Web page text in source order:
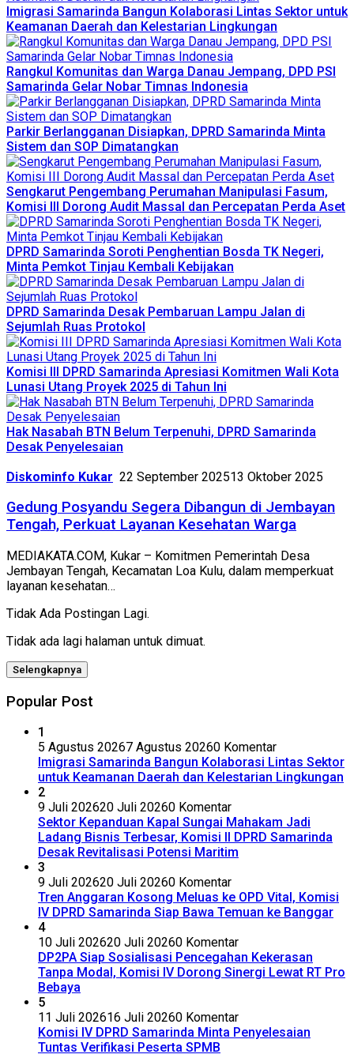
Imigrasi Samarinda Bangun Kolaborasi Lintas Sektor untuk
Keamanan Daerah dan Kelestarian Lingkungan
Rangkul Komunitas dan Warga Danau Jempang, DPD PSI
Samarinda Gelar Nobar Timnas Indonesia
Parkir Berlangganan Disiapkan, DPRD Samarinda Minta
Sistem dan SOP Dimatangkan
Sengkarut Pengembang Perumahan Manipulasi Fasum,
Komisi III Dorong Audit Massal dan Percepatan Perda Aset
DPRD Samarinda Soroti Penghentian Bosda TK Negeri,
Minta Pemkot Tinjau Kembali Kebijakan
DPRD Samarinda Desak Pembaruan Lampu Jalan di
Sejumlah Ruas Protokol
Komisi III DPRD Samarinda Apresiasi Komitmen Wali Kota
Lunasi Utang Proyek 2025 di Tahun Ini
Hak Nasabah BTN Belum Terpenuhi, DPRD Samarinda
Desak Penyelesaian
Diskominfo Kukar 22 September 202513 Oktober 2025
Gedung Posyandu Segera Dibangun di Jembayan
Tengah, Perkuat Layanan Kesehatan Warga
MEDIAKATA.COM, Kukar – Komitmen Pemerintah Desa
Jembayan Tengah, Kecamatan Loa Kulu, dalam memperkuat
layanan kesehatan…
Tidak Ada Postingan Lagi.
Tidak ada lagi halaman untuk dimuat.
Selengkapnya
Popular Post
1
5 Agustus 20267 Agustus 20260 Komentar
Imigrasi Samarinda Bangun Kolaborasi Lintas Sektor
untuk Keamanan Daerah dan Kelestarian Lingkungan
2
9 Juli 202620 Juli 20260 Komentar
Sektor Kepanduan Kapal Sungai Mahakam Jadi
Ladang Bisnis Terbesar, Komisi II DPRD Samarinda
Desak Revitalisasi Potensi Maritim
3
9 Juli 202620 Juli 20260 Komentar
Tren Anggaran Kosong Meluas ke OPD Vital, Komisi
IV DPRD Samarinda Siap Bawa Temuan ke Banggar
4
10 Juli 202620 Juli 20260 Komentar
DP2PA Siap Sosialisasi Pencegahan Kekerasan
Tanpa Modal, Komisi IV Dorong Sinergi Lewat RT Pro
Bebaya
5
11 Juli 202616 Juli 20260 Komentar
Komisi IV DPRD Samarinda Minta Penyelesaian
Tuntas Verifikasi Peserta SPMB